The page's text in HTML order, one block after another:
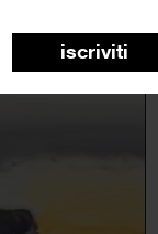
iscriviti